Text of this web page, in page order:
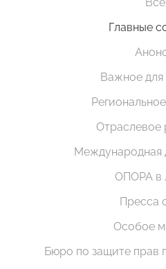
Главные
Важное для
Отраслевое
Международная
ОПОРА в
Пресса
Особое
Бюро по защите прав